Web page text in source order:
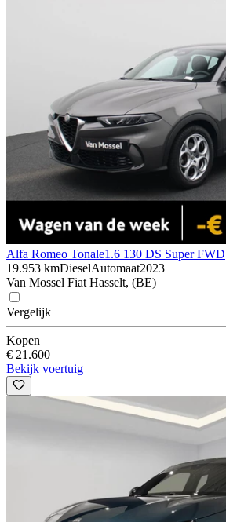
Alfa Romeo Tonale1.6 130 DS Super FWD
19.953 kmDieselAutomaat2023
Van Mossel Fiat Hasselt, (BE)
Vergelijk
Kopen
€ 21.600
Bekijk voertuig